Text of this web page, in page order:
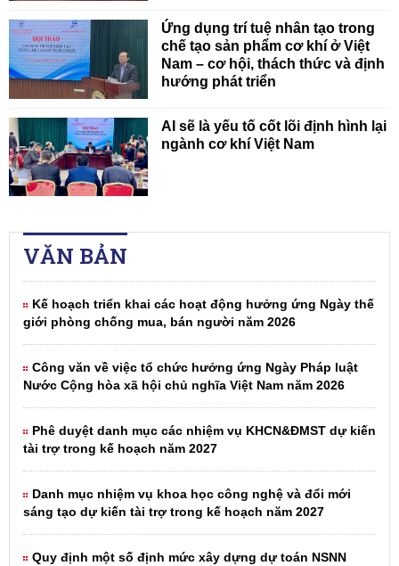
Ứng dụng trí tuệ nhân tạo trong
chế tạo sản phẩm cơ khí ở Việt
Nam – cơ hội, thách thức và định
hướng phát triển
AI sẽ là yếu tố cốt lõi định hình lại
ngành cơ khí Việt Nam
VĂN BẢN
Kế hoạch triển khai các hoạt động hưởng ứng Ngày thế
giới phòng chống mua, bán người năm 2026
Công văn về việc tổ chức hưởng ứng Ngày Pháp luật
Nước Cộng hòa xã hội chủ nghĩa Việt Nam năm 2026
Phê duyệt danh mục các nhiệm vụ KHCN&ĐMST dự kiến
tài trợ trong kế hoạch năm 2027
Danh mục nhiệm vụ khoa học công nghệ và đổi mới
sáng tạo dự kiến tài trợ trong kế hoạch năm 2027
Quy định một số định mức xây dựng dự toán NSNN